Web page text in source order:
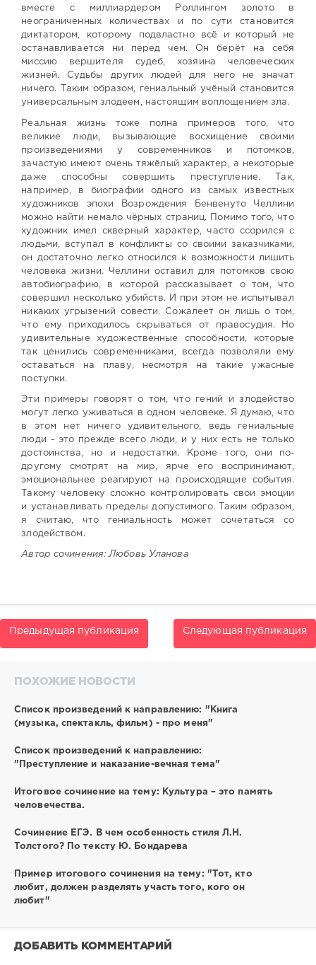
вместе с миллиардером Роллингом золото в
неограниченных количествах и по сути становится
диктатором, которому подвластно всё и который не
останавливается ни перед чем. Он берёт на себя
миссию вершителя судеб, хозяина человеческих
жизней. Судьбы других людей для него не значат
ничего. Таким образом, гениальный учёный становится
универсальным злодеем, настоящим воплощением зла.
Реальная жизнь тоже полна примеров того, что
великие люди, вызывающие восхищение своими
произведениями у современников и потомков,
зачастую имеют очень тяжёлый характер, а некоторые
даже способны совершить преступление. Так,
например, в биографии одного из самых известных
художников эпохи Возрождения Бенвенуто Челлини
можно найти немало чёрных страниц. Помимо того, что
художник имел скверный характер, часто ссорился с
людьми, вступал в конфликты со своими заказчиками,
он достаточно легко относился к возможности лишить
человека жизни. Челлини оставил для потомков свою
автобиографию, в которой рассказывает о том, что
совершил несколько убийств. И при этом не испытывал
никаких угрызений совести. Сожалеет он лишь о том,
что ему приходилось скрываться от правосудия. Но
удивительные художественные способности, которые
так ценились современниками, всегда позволяли ему
оставаться на плаву, несмотря на такие ужасные
поступки.
Эти примеры говорят о том, что гений и злодейство
могут легко уживаться в одном человеке. Я думаю, что
в этом нет ничего удивительного, ведь гениальные
люди - это прежде всего люди, и у них есть не только
достоинства, но и недостатки. Кроме того, они по-
другому смотрят на мир, ярче его воспринимают,
эмоциональнее реагируют на происходящие события.
Такому человеку сложно контролировать свои эмоции
и устанавливать пределы допустимого. Таким образом,
я считаю, что гениальность может сочетаться со
злодейством.
Автор сочинения: Любовь Уланова
Предыдущая публикация Следующая публикация
ПОХОЖИЕ НОВОСТИ
Список произведений к направлению: "Книга
(музыка, спектакль, фильм) - про меня"
Список произведений к направлению:
"Преступление и наказание-вечная тема"
Итоговое сочинение на тему: Культура – это память
человечества.
Сочинение ЕГЭ. В чем особенность стиля Л.Н.
Толстого? По тексту Ю. Бондарева
Пример итогового сочинения на тему: "Тот, кто
любит, должен разделять участь того, кого он
любит"
ДОБАВИТЬ КОММЕНТАРИЙ